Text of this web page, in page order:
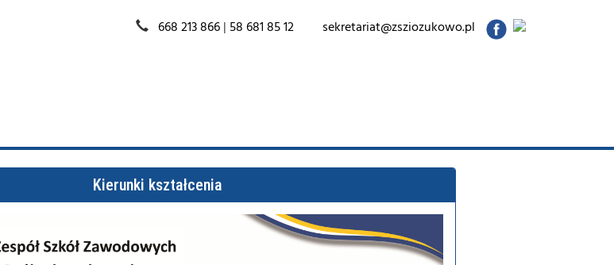
668 213 866| 58 681 85 12 sekretariat@zsziozukowo.pl
Kierunki kształcenia